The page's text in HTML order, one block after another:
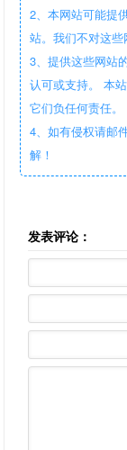
2、本网站可能提
站。我们不对这些
3、提供这些网站
认可或支持。 本
它们负任何责任。
4、如有侵权请邮
解！
发表评论：